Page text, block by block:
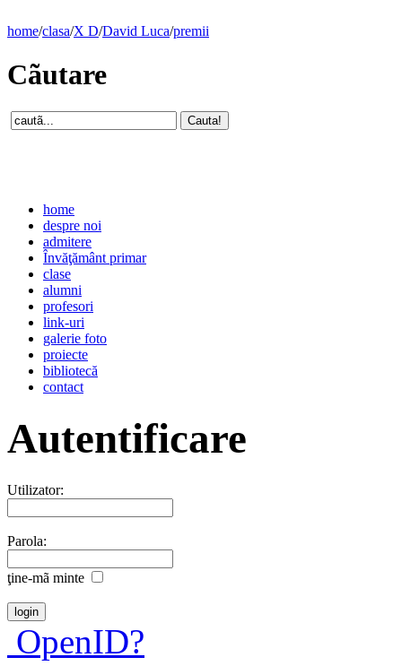
home/clasa/X D/David Luca/premii
Cãutare
home
despre noi
admitere
Învăţământ primar
clase
alumni
profesori
link-uri
galerie foto
proiecte
bibliotecă
contact
Autentificare
Utilizator:
Parola:
ţine-mã minte
OpenID?